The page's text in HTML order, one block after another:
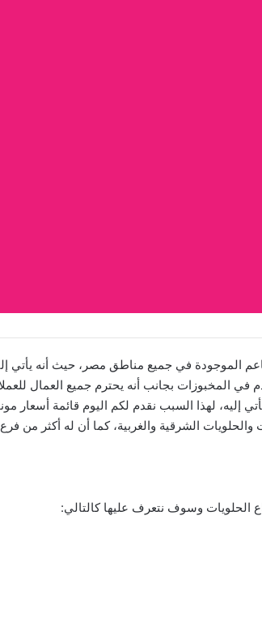
الموجودة في جميع مناطق مصر، حيث أنه يأتي
في المخبوزات بجانب أنه يحترم جميع العمال
والحلويات الشرقية والغربية، كما أن له أكثر
الحلويات وسوف نتعرف عليها كالتالي: